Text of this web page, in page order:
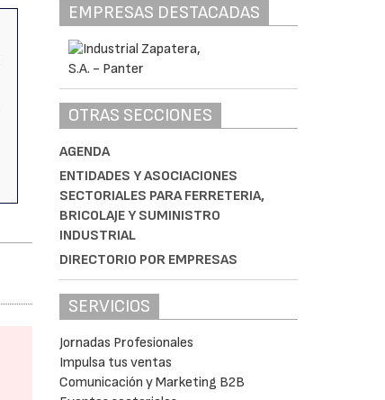
EMPRESAS DESTACADAS
OTRAS SECCIONES
AGENDA
ENTIDADES Y ASOCIACIONES
SECTORIALES PARA FERRETERIA,
BRICOLAJE Y SUMINISTRO
INDUSTRIAL
DIRECTORIO POR EMPRESAS
SERVICIOS
Jornadas Profesionales
Impulsa tus ventas
Comunicación y Marketing B2B